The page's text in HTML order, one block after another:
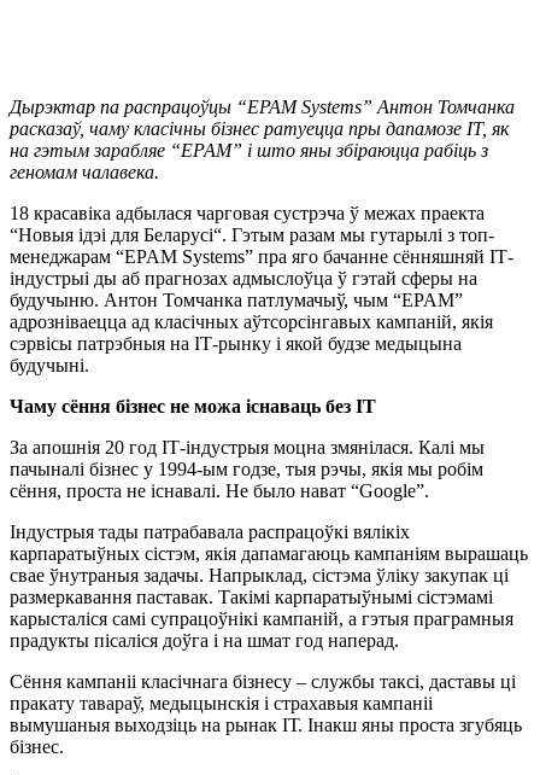
Дырэктар па распрацоўцы “EPAM Systems” Антон Томчанка
расказаў, чаму класічны бізнес ратуецца пры дапамозе ІТ, як
на гэтым зарабляе “ЕРАМ” і што яны збіраюцца рабіць з
геномам чалавека.
18 красавіка адбылася чарговая сустрэча ў межах праекта
“Новыя ідэі для Беларусі“. Гэтым разам мы гутарылі з топ-
менеджарам “EPAM Systems” пра яго бачанне сённяшняй ІТ-
індустрыі ды аб прагнозах адмыслоўца ў гэтай сферы на
будучыню. Антон Томчанка патлумачыў, чым “EPAM”
адрозніваецца ад класічных аўтсорсінгавых кампаній, якія
сэрвісы патрэбныя на ІТ-рынку і якой будзе медыцына
будучыні.
Чаму сёння бізнес не можа існаваць без ІТ
За апошнія 20 год ІТ-індустрыя моцна змянілася. Калі мы
пачыналі бізнес у 1994-ым годзе, тыя рэчы, якія мы робім
сёння, проста не існавалі. Не было нават “Google”.
Індустрыя тады патрабавала распрацоўкі вялікіх
карпаратыўных сістэм, якія дапамагаюць кампаніям вырашаць
свае ўнутраныя задачы. Напрыклад, сістэма ўліку закупак ці
размеркавання паставак. Такімі карпаратыўнымі сістэмамі
карысталіся самі супрацоўнікі кампаній, а гэтыя праграмныя
прадукты пісаліся доўга і на шмат год наперад.
Сёння кампаніі класічнага бізнесу – службы таксі, даставы ці
пракату тавараў, медыцынскія і страхавыя кампаніі
вымушаныя выходзіць на рынак ІТ. Інакш яны проста згубяць
бізнес.